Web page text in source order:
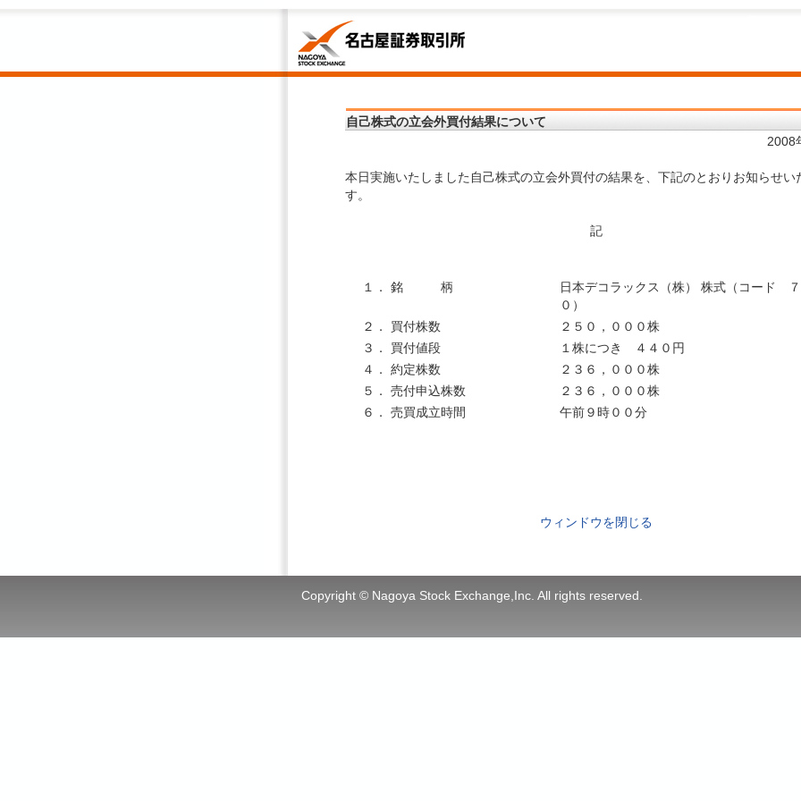
自己株式の立会外買付結果について
2008
本日実施いたしました自己株式の立会外買付の結果を、下記のとおりお知らせい
す。
記
１． 銘 柄
日本デコラックス（株） 株式（コード
０）
２．
買付株数
２５０，０００株
３．
買付値段
１株につき ４４０円
４．
約定株数
２３６，０００株
５．
売付申込株数
２３６，０００株
６．
売買成立時間 午前９時００分
ウィンドウを閉じる
Copyright © Nagoya Stock Exchange,Inc. All rights reserved.